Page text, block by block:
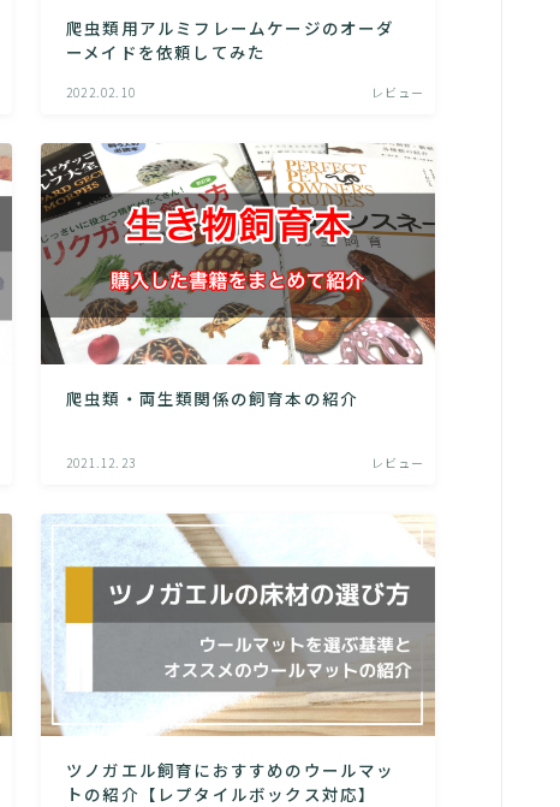
爬虫類用アルミフレームケージのオーダ
ーメイドを依頼してみた
2022.02.10 レビュー
爬虫類・両生類関係の飼育本の紹介
2021.12.23 レビュー
ツノガエル飼育におすすめのウールマッ
トの紹介【レプタイルボックス対応】